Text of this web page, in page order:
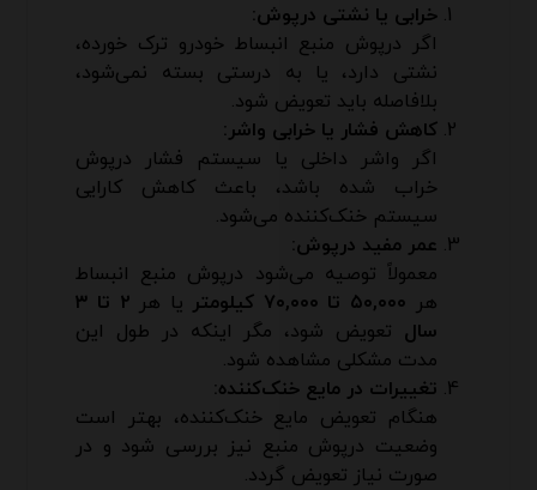
خرابی یا نشتی درپوش:
اگر درپوش منبع انبساط خودرو ترک خورده،
نشتی دارد، یا به درستی بسته نمی‌شود،
بلافاصله باید تعویض شود.
کاهش فشار یا خرابی واشر:
اگر واشر داخلی یا سیستم فشار درپوش
خراب شده باشد، باعث کاهش کارایی
سیستم خنک‌کننده می‌شود.
عمر مفید درپوش:
معمولاً توصیه می‌شود درپوش منبع انبساط
هر ۵۰,۰۰۰ تا ۷۰,۰۰۰ کیلومتر یا هر
۲ تا ۳
سال تعویض شود، مگر اینکه در طول این
مدت مشکلی مشاهده شود.
تغییرات در مایع خنک‌کننده:
هنگام تعویض مایع خنک‌کننده، بهتر است
وضعیت درپوش منبع نیز بررسی شود و در
صورت نیاز تعویض گردد.